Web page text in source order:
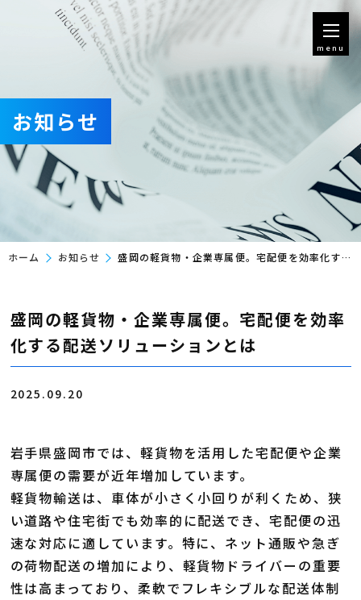
menu
お知らせ
ホーム お知らせ 盛岡の軽貨物・企業専属便。宅配便を効率化する配送ソリューションとは
盛岡の軽貨物・企業専属便。宅配便を効率
化する配送ソリューションとは
2025.09.20
岩手県盛岡市では、軽貨物を活用した宅配便や企業
専属便の需要が近年増加しています。
軽貨物輸送は、車体が小さく小回りが利くため、狭
い道路や住宅街でも効率的に配送でき、宅配便の迅
速な対応に適しています。特に、ネット通販や急ぎ
の荷物配送の増加により、軽貨物ドライバーの重要
性は高まっており、柔軟でフレキシブルな配送体制